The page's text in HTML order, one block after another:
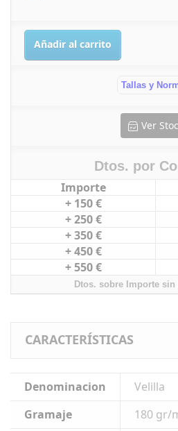
Añadir al carrito
Tallas y
Ver
Dtos. por
Importe
+ 150 €
+ 250 €
+ 350 €
+ 450 €
+ 550 €
Dtos. sobre Importe sin
CARACTERÍSTICAS
Denominacion
Velilla
Gramaje
180 gr/